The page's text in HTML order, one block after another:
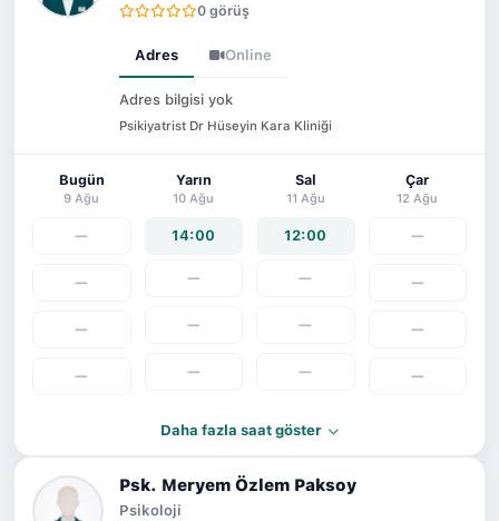
0 görüş
Adres Online
Adres bilgisi yok
Psikiyatrist Dr Hüseyin Kara Kliniği
Bugün
9 Ağu
—
—
—
—
Yarın
10 Ağu
14:00
—
—
—
Sal
11 Ağu
12:00
—
—
—
Çar
12 Ağu
—
—
—
—
Daha fazla saat göster
Psk. Meryem Özlem Paksoy
Psikoloji